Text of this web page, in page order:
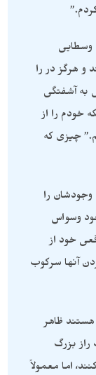
وسطایی
هرگز در را
به آشفتگی
خودم را از
چیزی که
وجودشان را
وسواس
خود از
آنها سرکوب
هستند ظاهر
راز بزرگ
اما معمولاً